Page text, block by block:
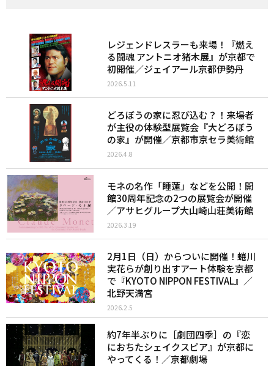
レジェンドレスラーも来場！『燃え
る闘魂 アントニオ猪木展』が京都で
初開催／ジェイアール京都伊勢丹
2026.5.11
どろぼうの家に忍び込む？！来場者
が主役の体験型展覧会『大どろぼう
の家』が開催／京都市京セラ美術館
2026.4.8
モネの名作「睡蓮」などを公開！開
館30周年記念の2つの展覧会が開催
／アサヒグループ大山崎山荘美術館
2026.3.19
2月1日（日）からついに開催！蜷川
実花らが創り出すアート体験を京都
で『KYOTO NIPPON FESTIVAL』／
北野天満宮
2026.2.5
約7年半ぶりに［劇団四季］の『恋
におちたシェイクスピア』が京都に
やってくる！／京都劇場